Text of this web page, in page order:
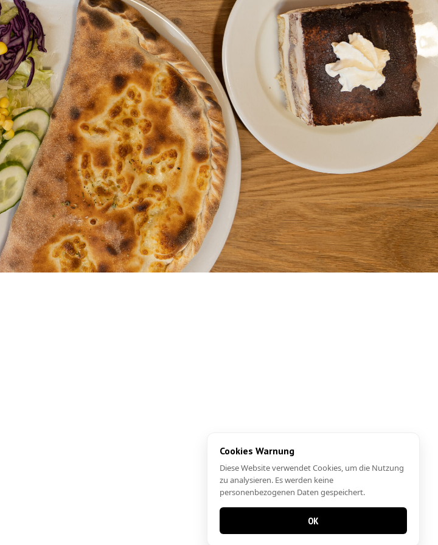
Cookies Warnung
Diese Website verwendet Cookies, um die Nutzung
zu analysieren. Es werden keine
personenbezogenen Daten gespeichert.
OK